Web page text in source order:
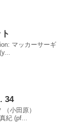
マッカーサーギ
34
小田原）
紀 (pf...